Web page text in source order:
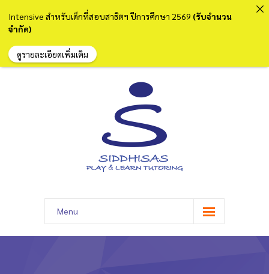
Menu
หน้าแรก
Intensive สำหรับเด็กที่สอบสาธิตฯ ปีการศึกษา 2569 (รับจำนวน
จำกัด)
ดูรายละเอียดเพิ่มเติม